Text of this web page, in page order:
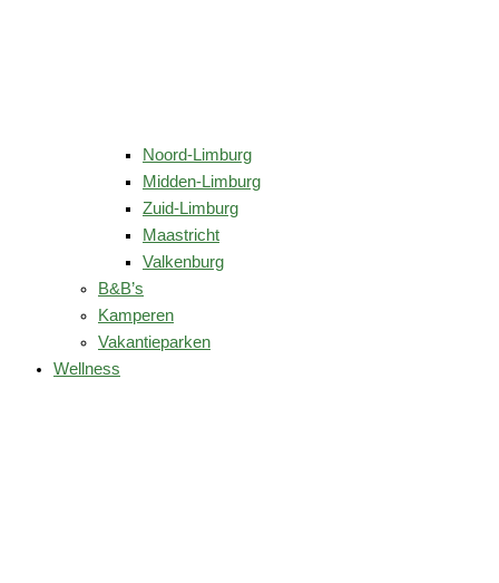
Noord-Limburg
Midden-Limburg
Zuid-Limburg
Maastricht
Valkenburg
B&B’s
Kamperen
Vakantieparken
Wellness